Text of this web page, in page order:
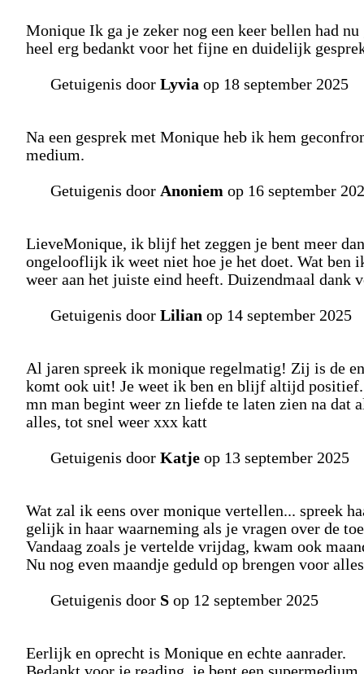
Monique Ik ga je zeker nog een keer bellen had
heel erg bedankt voor het fijne en duidelijk
Getuigenis door Lyvia op 18 september 2025
Na een gesprek met Monique heb ik hem
medium.
Getuigenis door Anoniem op 16 september
LieveMonique, ik blijf het zeggen je bent meer
ongelooflijk ik weet niet hoe je het doet. Wat ben
weer aan het juiste eind heeft. Duizendmaal
Getuigenis door Lilian op 14 september 2025
Al jaren spreek ik monique regelmatig! Zij is de
komt ook uit! Je weet ik ben en blijf altijd
mn man begint weer zn liefde te laten zien na dat
alles, tot snel weer xxx katt
Getuigenis door Katje op 13 september 2025
Wat zal ik eens over monique vertellen... spreek
gelijk in haar waarneming als je vragen over de
Vandaag zoals je vertelde vrijdag, kwam ook
Nu nog even maandje geduld op brengen voor
Getuigenis door S op 12 september 2025
Eerlijk en oprecht is Monique en echte aanrader.